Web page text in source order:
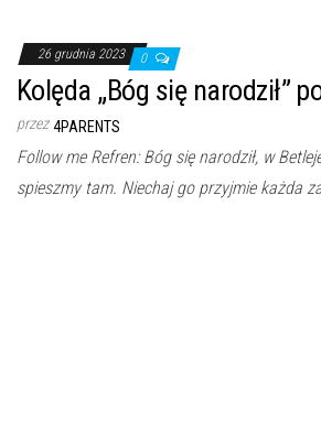
26 grudnia 2023 0
Kolęda „Bóg się narodził”
przez 4PARENTS
Follow me Refren: Bóg się narodził, w
spieszmy tam. Niechaj go przyjmie każda